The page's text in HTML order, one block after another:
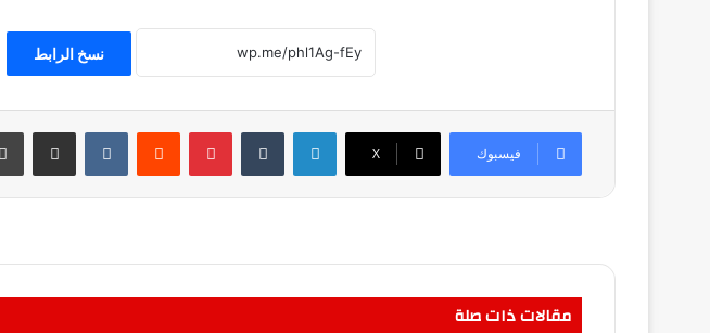
نسخ الرابط
فيسبوك ‫X
لينكدإن بينتيريست مشاركة عبر البريد
مقالات ذات صلة